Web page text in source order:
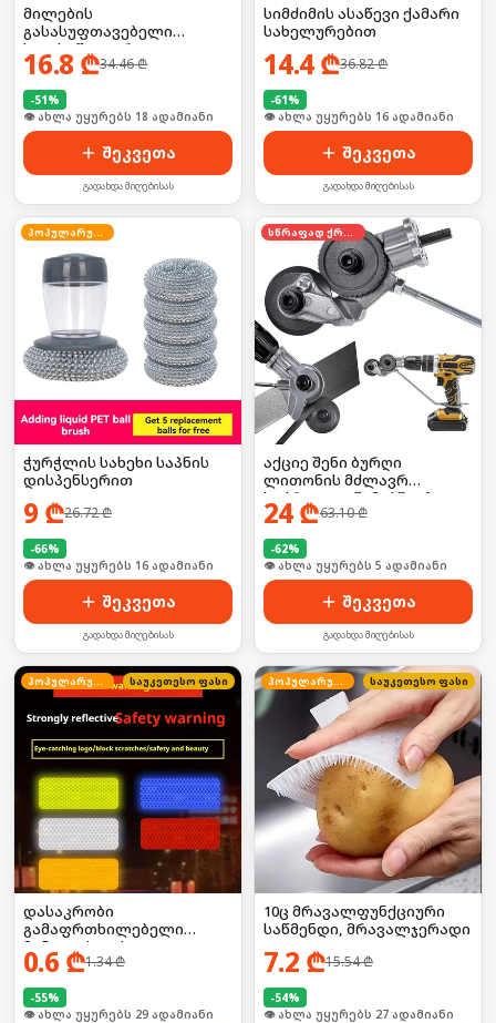
მილების
გასასუფთავებელი
ხელსაწყო დრეკადი
მავთულით
16.8 ₾34.46₾
-51%
🛒 ბოლო 24სთ-ში იყიდა 24-მა
შეკვეთა
გადახდა მიღებისას
სიმძიმის ასაწევი ქამარი
სახელურებით
14.4₾36.82₾
-61%
🛒 ბოლო 24სთ-ში იყიდა 20-მა
შეკვეთა
გადახდა მიღებისას
ჭურჭლის სახეხი საპნის
დისპენსერით
9 ₾26.72₾
-66%
🛒 ბოლო 24სთ-ში იყიდა 20-მა
შეკვეთა
გადახდა მიღებისას
აქციე შენი ბურღი
ლითონის მძლავრ
საჭრელად წამებში! 🛠️⚡
24₾63.10₾
-62%
🛒 ბოლო 24სთ-ში იყიდა 8-მა
შეკვეთა
გადახდა მიღებისას
საუკეთესო ფასი
დასაკრობი
გამაფრთხილებელი
მანათობლები
0.6 ₾1.34₾
-55%
🛒 ბოლო 24სთ-ში იყიდა 39-მა
საუკეთესო ფასი
10ც მრავალფუნქციური
საწმენდი, მრავალჯერადი
7.2 ₾15.54₾
-54%
🛒 ბოლო 24სთ-ში იყიდა 36-მა